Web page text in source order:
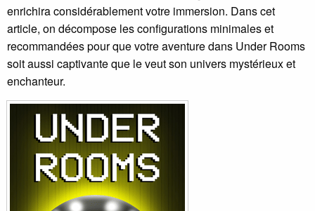
enrichira considérablement votre immersion. Dans cet
article, on décompose les configurations minimales et
recommandées pour que votre aventure dans Under Rooms
soit aussi captivante que le veut son univers mystérieux et
enchanteur.